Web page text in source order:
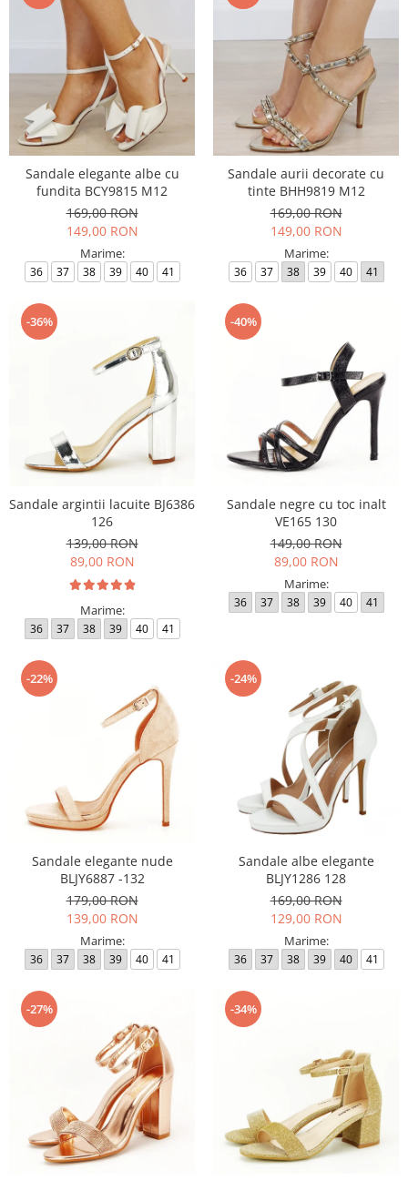
Sandale elegante albe cu
fundita BCY9815 M12
169,00 RON
149,00 RON
Marime:
36 37 38 39 40 41
Sandale aurii decorate cu
tinte BHH9819 M12
169,00 RON
149,00 RON
Marime:
36 37 38 39 40 41
-36%
Sandale argintii lacuite BJ6386
126
139,00 RON
89,00 RON
Marime:
36 37 38 39 40 41
-40%
Sandale negre cu toc inalt
VE165 130
149,00 RON
89,00 RON
Marime:
36 37 38 39 40 41
-22%
Sandale elegante nude
BLJY6887 -132
179,00 RON
139,00 RON
Marime:
36 37 38 39 40 41
-24%
Sandale albe elegante
BLJY1286 128
169,00 RON
129,00 RON
Marime:
36 37 38 39 40 41
-27% -34%